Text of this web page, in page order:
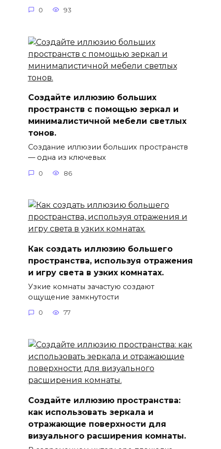
0 93
Создайте иллюзию больших
пространств с помощью зеркал и
минималистичной мебели светлых
тонов.
Создание иллюзии больших пространств
— одна из ключевых
0 86
Как создать иллюзию большего
пространства, используя отражения
и игру света в узких комнатах.
Узкие комнаты зачастую создают
ощущение замкнутости
0 77
Создайте иллюзию пространства:
как использовать зеркала и
отражающие поверхности для
визуального расширения комнаты.